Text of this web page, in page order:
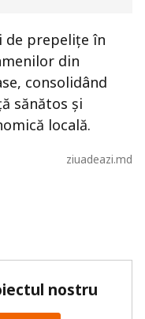
de prepelițe în
din
consolidând
sănătos și
locală.
ziuadeazi.md
nostru